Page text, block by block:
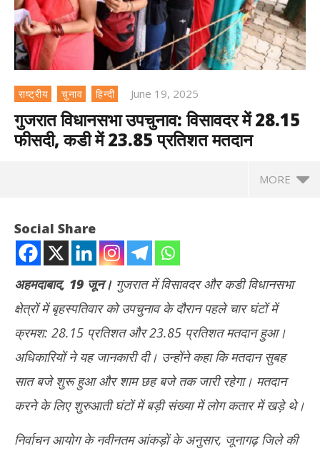
राष्ट्रीय चुनाव हिन्दी June 19, 2025
गुजरात विधानसभा उपचुनाव: विसावदर में 28.15
फीसदी, कडी में 23.85 प्रतिशत मतदान
MORE
प्रतिशत मतदान
Social Share
अहमदाबाद, 19 जून। गुजरात में विसावदर और कडी विधानसभा
क्षेत्रों में बृहस्पतिवार को उपचुनाव के दौरान पहले चार घंटों में
क्रमश: 28.15 प्रतिशत और 23.85 प्रतिशत मतदान हुआ।
अधिकारियों ने यह जानकारी दी। उन्होंने कहा कि मतदान सुबह
सात बजे शुरू हुआ और शाम छह बजे तक जारी रहेगा। मतदान
करने के लिए शुरुआती घंटों में बड़ी संख्या में लोग कतार में खड़े थे।
निर्वाचन आयोग के नवीनतम आंकड़ों के अनुसार, जूनागढ़ जिले की